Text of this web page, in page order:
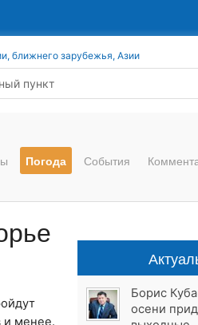
ближнего зарубежья, Азии
Погода События
и менее.
Борис
осени